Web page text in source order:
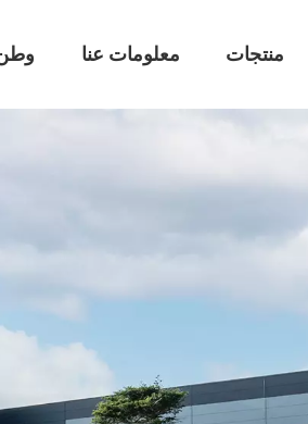
معلومات عنا منتجات